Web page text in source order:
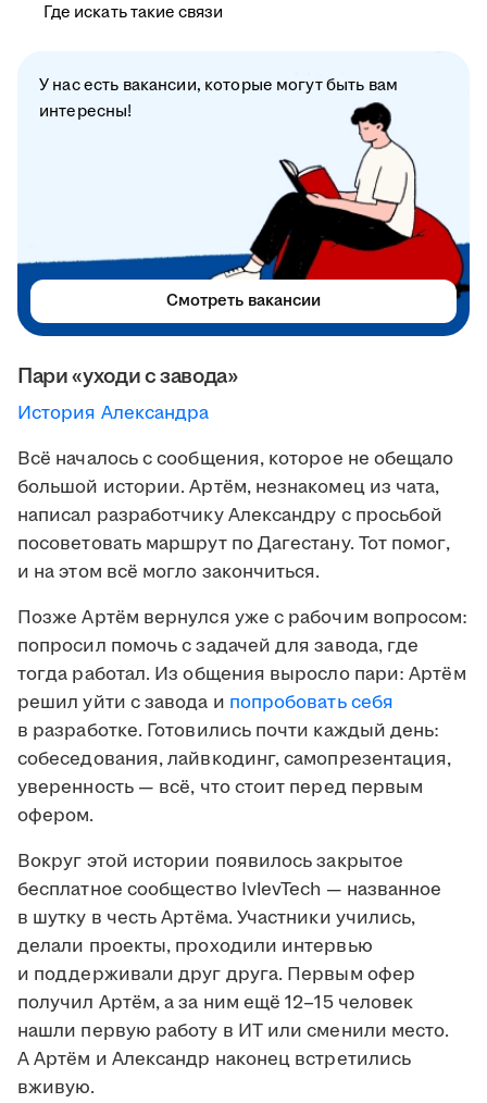
Пари «уходи с завода»
История Александра
Всё началось с сообщения, которое не обещало
большой истории. Артём, незнакомец из чата,
написал разработчику Александру с просьбой
посоветовать маршрут по Дагестану. Тот помог,
и на этом всё могло закончиться.
Позже Артём вернулся уже с рабочим вопросом:
попросил помочь с задачей для завода, где
тогда работал. Из общения выросло пари: Артём
решил уйти с завода и попробовать себя
в разработке. Готовились почти каждый день:
собеседования, лайвкодинг, самопрезентация,
уверенность — всё, что стоит перед первым
офером.
Вокруг этой истории появилось закрытое
бесплатное сообщество IvlevTech — названное
в шутку в честь Артёма. Участники учились,
делали проекты, проходили интервью
и поддерживали друг друга. Первым офер
получил Артём, а за ним ещё 12–15 человек
нашли первую работу в ИТ или сменили место.
А Артём и Александр наконец встретились
вживую.
Где искать такие связи
У нас есть вакансии, которые могут быть вам
интересны!
Смотреть вакансии